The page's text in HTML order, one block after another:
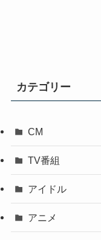
カテゴリー
CM
TV番組
アイドル
アニメ